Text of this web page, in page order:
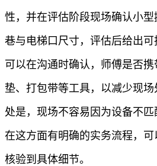
性，并在评估阶段现场确认小
巷与电梯口尺寸，评估后给出
可以在沟通时确认，师傅是否
垫、打包带等工具，以减少现
处是，现场不容易因为设备不
在这方面有明确的实务流程，
核验到具体细节。